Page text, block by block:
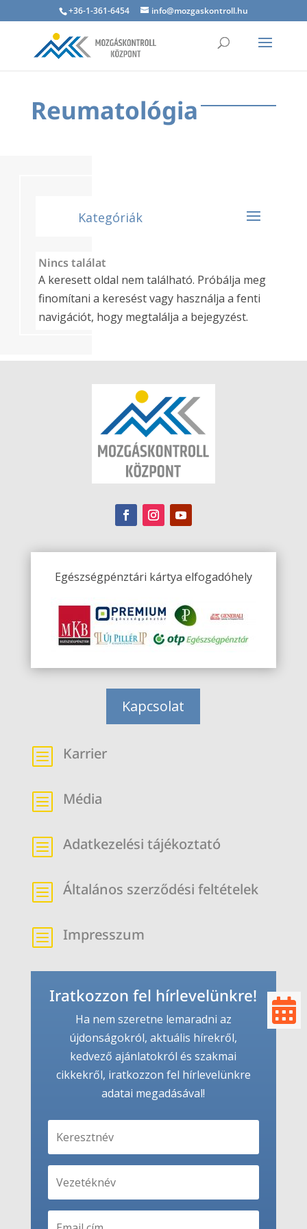
+36-1-361-6454 info@mozgaskontroll.hu
Reumatológia
Nincs találat
A keresett oldal nem található. Próbálja meg
finomítani a keresést vagy használja a fenti
navigációt, hogy megtalálja a bejegyzést.
Egészségpénztári kártya elfogadóhely
Kapcsolat
b Karrier
b Média
b Adatkezelési tájékoztató
b Általános szerződési feltételek
b Impresszum
Iratkozzon fel hírlevelünkre!
Ha nem szeretne lemaradni az
újdonságokról, aktuális hírekről,
kedvező ajánlatokról és szakmai
cikkekről, iratkozzon fel hírlevelünkre
adatai megadásával!
